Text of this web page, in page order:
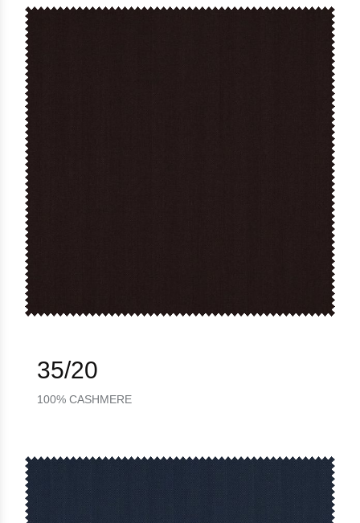
35/20
100% CASHMERE